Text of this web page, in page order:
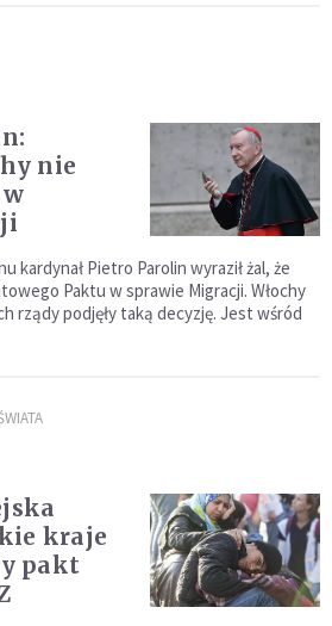
nie
kardynał Pietro Parolin wyraził żal, że
Paktu w sprawie Migracji. Włochy
rządy podjęły taką decyzję. Jest wśród
kraje
pakt